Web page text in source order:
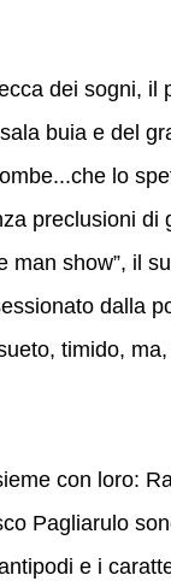
dei sogni,
buia e del
lo
preclusioni di
man show”, il
dalla
timido,
con loro:
Pagliarulo
e i